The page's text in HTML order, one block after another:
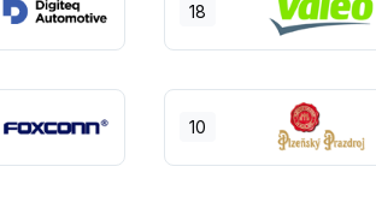
18
10